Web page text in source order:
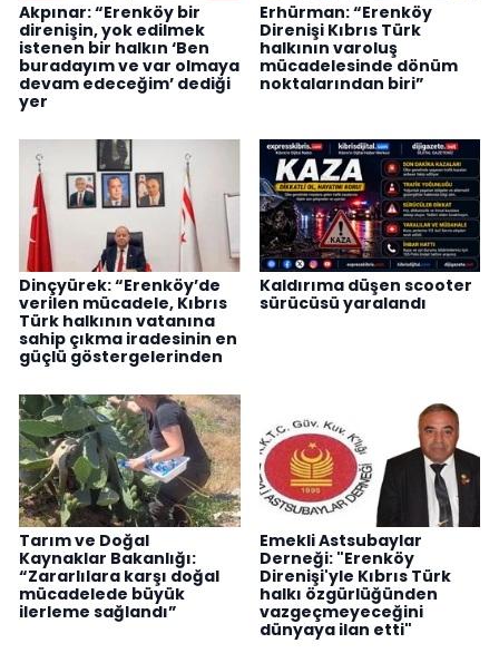
Akpınar: “Erenköy bir
direnişin, yok edilmek
istenen bir halkın ‘Ben
buradayım ve var olmaya
devam edeceğim’ dediği
yer
Erhürman: “Erenköy
Direnişi Kıbrıs Türk
halkının varoluş
mücadelesinde dönüm
noktalarından biri”
Dinçyürek: “Erenköy’de
verilen mücadele, Kıbrıs
Türk halkının vatanına
sahip çıkma iradesinin en
güçlü göstergelerinden
Kaldırıma düşen scooter
sürücüsü yaralandı
Tarım ve Doğal
Kaynaklar Bakanlığı:
“Zararlılara karşı doğal
mücadelede büyük
ilerleme sağlandı”
Emekli Astsubaylar
Derneği: "Erenköy
Direnişi'yle Kıbrıs Türk
halkı özgürlüğünden
vazgeçmeyeceğini
dünyaya ilan etti"